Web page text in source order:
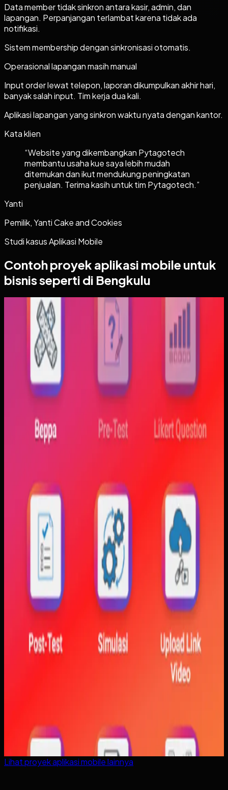
Data member tidak sinkron antara kasir, admin, dan
lapangan. Perpanjangan terlambat karena tidak ada
notifikasi.
Sistem membership dengan sinkronisasi otomatis.
Operasional lapangan masih manual
Input order lewat telepon, laporan dikumpulkan akhir hari,
banyak salah input. Tim kerja dua kali.
Aplikasi lapangan yang sinkron waktu nyata dengan kantor.
Kata klien
“Website yang dikembangkan Pytagotech
membantu usaha kue saya lebih mudah
ditemukan dan ikut mendukung peningkatan
penjualan. Terima kasih untuk tim Pytagotech.”
Yanti
Pemilik, Yanti Cake and Cookies
Studi kasusAplikasi Mobile
Contoh proyek aplikasi mobile untuk
bisnis seperti di Bengkulu
Aplikasi Mobile
Trajectfika
Trajectfika
Sebelumnya
Mahasiswa sering kesulitan menghubungkan persamaan
matematis dengan perilaku fisik yang sebenarnya,
konsisten. Materi yang hanya tampil statis juga membuat
konsep perubahan fase dan perilaku sistem sulit
dibayangkan.
visualisasi gerak, dan grafik yang berubah langsung saat
variabel diubah. Dengan begitu, mahasiswa bisa melihat
hubungan antara teori dan simulasi secara lebih konkret.
Baca studi kasus lengkap
Lihat proyekaplikasi mobilelainnya